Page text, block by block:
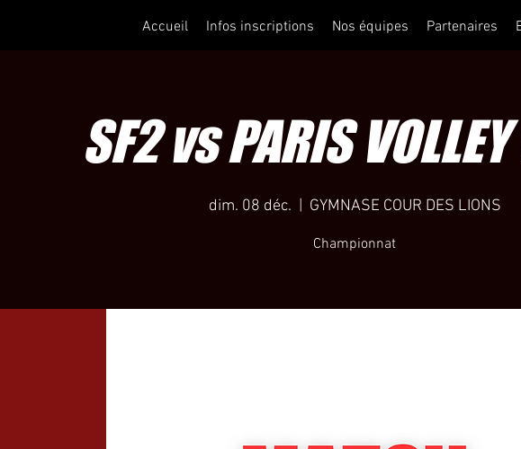
Accueil Infos inscriptions Nos équipes Partenaires
SF2 vs PARIS
dim. 08 déc. GYMNASE COUR DES LIONS
Championnat